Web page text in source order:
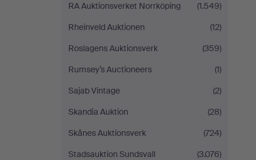
RA Auktionsverket Norrköping
(1.549)
Rheinveld Auktionen
(12)
Roslagens Auktionsverk
(359)
Rumsey’s Auctioneers
(1)
Sajab Vintage
(2)
Skandia Auktion
(28)
Skånes Auktionsverk
(724)
Stadsauktion Sundsvall
(3.076)